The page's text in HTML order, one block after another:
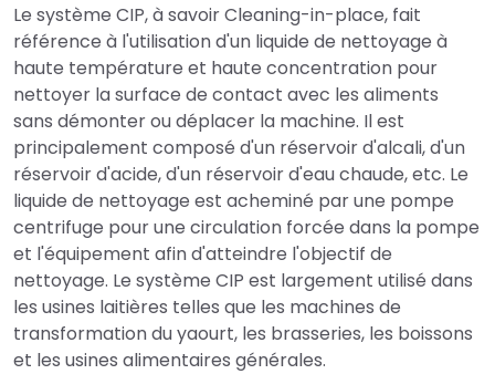
Le système CIP, à savoir Cleaning-in-place, fait
référence à l'utilisation d'un liquide de nettoyage à
haute température et haute concentration pour
nettoyer la surface de contact avec les aliments
sans démonter ou déplacer la machine. Il est
principalement composé d'un réservoir d'alcali, d'un
réservoir d'acide, d'un réservoir d'eau chaude, etc. Le
liquide de nettoyage est acheminé par une pompe
centrifuge pour une circulation forcée dans la pompe
et l'équipement afin d'atteindre l'objectif de
nettoyage. Le système CIP est largement utilisé dans
les usines laitières telles que les machines de
transformation du yaourt, les brasseries, les boissons
et les usines alimentaires générales.